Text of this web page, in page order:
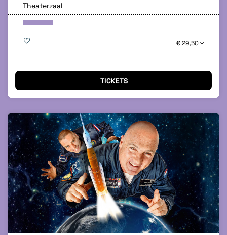
Theaterzaal
€ 29,50
TICKETS